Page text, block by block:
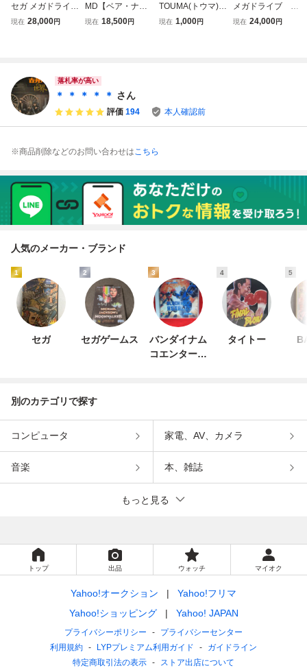
セガ メガドライブ
ベア・ナックルIII
現在 28,000円
MD【ベア・ナッ
クル 怒りの鉄拳】
NUCKLE SEGA
起動未確認 管理B
下段①
現在 18,500円
TOUMA(トウマ) K
NUCKLE BEAR G
現在 1,000円
メガドライブ ベ
ア・ナックルⅢ
現在 24,000円
落札率が高い
＊ ＊ ＊ ＊ ＊ さん
評価 194 本人確認前
※商品削除などのお問い合わせはこちら
人気のメーカー・ブランド
1
セガ
2
セガゲームス
3
バンダイナム
コエンターテ
4
タイトー
5
別のカテゴリで探す
コンピュータ 家電、AV、カメラ
音楽 本、雑誌
もっと見る
トップ 出品 ウォッチ マイオク
Yahoo!オークション
Yahoo!フリマ
Yahoo!ショッピング
Yahoo! JAPAN
プライバシーポリシー
プライバシーセンター
利用規約
LYPプレミアム利用ガイド
ガイドライン
特定商取引法の表示
ストア出店について